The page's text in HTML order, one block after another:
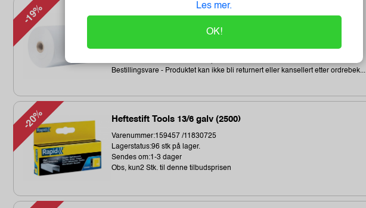
-19% Direct thermal receipt roll 101,6 mm wide, 32,2 meter length
Varenummer:240538 /BDL7J000102058
Sendes om:0-2 dager
Bestillingsvare - Produktet kan ikke bli returnert eller kansellert etter ordrebek...
-20% Heftestift Tools 13/6 galv (2500)
Varenummer:159457 /11830725
Lagerstatus:96 stk på lager.
Sendes om:1-3 dager
Obs, kun2 Stk. til denne tilbudsprisen
Les mer.
OK!